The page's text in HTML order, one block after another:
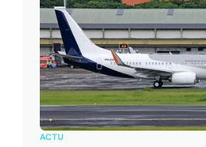
ACTU